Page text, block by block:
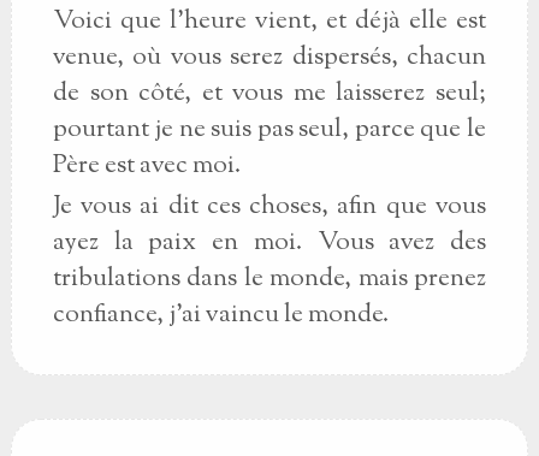
Voici que l'heure vient, et déjà elle est
venue, où vous serez dispersés, chacun
de son côté, et vous me laisserez seul;
pourtant je ne suis pas seul, parce que le
Père est avec moi.
Je vous ai dit ces choses, afin que vous
ayez la paix en moi. Vous avez des
tribulations dans le monde, mais prenez
confiance, j'ai vaincu le monde.